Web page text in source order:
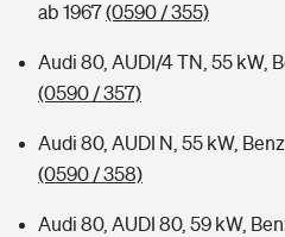
ab 1967(0590 / 355)
Audi 80, AUDI/4 TN, 55 kW,
(0590 / 357)
Audi 80, AUDI N, 55 kW,
(0590 / 358)
Audi 80, AUDI 80, 59 kW,